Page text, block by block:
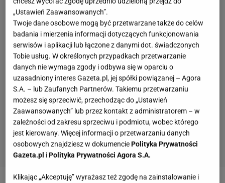
„Ustawień Zaawansowanych”.
Twoje dane osobowe mogą być przetwarzane także do celów
badania i mierzenia informacji dotyczących funkcjonowania
serwisów i aplikacji lub łączone z danymi dot. świadczonych
Tobie usług. W określonych przypadkach przetwarzanie
danych nie wymaga zgody i odbywa się w oparciu o
uzasadniony interes Gazeta.pl, jej spółki powiązanej – Agora
S.A. – lub Zaufanych Partnerów. Takiemu przetwarzaniu
możesz się sprzeciwić, przechodząc do „Ustawień
Zaawansowanych” lub przez kontakt z administratorem – w
zależności od zakresu sprzeciwu i podmiotu, wobec którego
jest kierowany. Więcej informacji o przetwarzaniu danych
osobowych znajdziesz w dokumenciePolityka Prywatności
Gazeta.pl iPolityka Prywatności Agora S.A.
Klikając „Akceptuję” wyrażasz też zgodę na zainstalowanie i